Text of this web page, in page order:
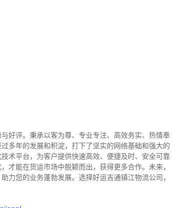
好评。 秉承以客为尊、专业专注、高效务实、热情奉
多年的发展和积淀，打下了坚实的网络基础和强大的
术平台，为客户提供快速高效、便捷及时、安全可靠
才能在货运市场中脱颖而出，获得更多合作。 未来，
力您的业务蓬勃发展。选择好运吉通镇江物流公司，